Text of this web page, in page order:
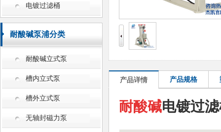
电镀过滤桶
耐酸碱泵浦分类
耐酸碱立式泵
槽内立式泵
槽外立式泵
无轴封磁力泵
产品详情 产品规格
耐酸碱电镀过